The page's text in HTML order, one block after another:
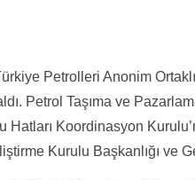
Petrolleri Anonim
Petrol Taşıma ve
Hatları Koordinasyon
Kurulu Başkanlığı ve